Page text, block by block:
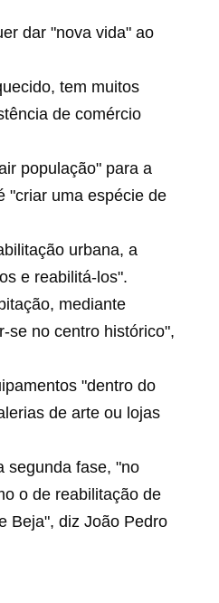
dar "nova vida" ao
tem muitos
de comércio
população" para a
"criar uma espécie de
urbana, a
e reabilitá-los".
mediante
se no centro histórico",
"dentro do
de arte ou lojas
segunda fase, "no
o de reabilitação de
Beja", diz João Pedro